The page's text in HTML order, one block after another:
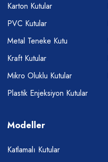
Karton Kutular
PVC Kutular
Metal Teneke Kutu
Kraft Kutular
Mikro Oluklu Kutular
Plastik Enjeksiyon Kutular
Modeller
Katlamalı Kutular